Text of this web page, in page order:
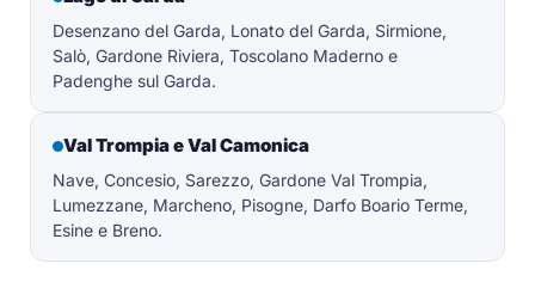
Desenzano del Garda, Lonato del Garda, Sirmione,
Salò, Gardone Riviera, Toscolano Maderno e
Padenghe sul Garda.
Val Trompia e Val Camonica
Nave, Concesio, Sarezzo, Gardone Val Trompia,
Lumezzane, Marcheno, Pisogne, Darfo Boario Terme,
Esine e Breno.